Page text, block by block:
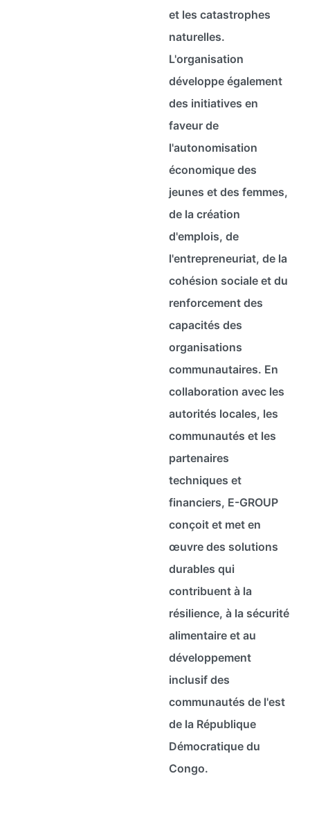
et les catastrophes
naturelles.
L'organisation
développe également
des initiatives en
faveur de
l'autonomisation
économique des
jeunes et des femmes,
de la création
d'emplois, de
l'entrepreneuriat, de la
cohésion sociale et du
renforcement des
capacités des
organisations
communautaires. En
collaboration avec les
autorités locales, les
communautés et les
partenaires
techniques et
financiers, E-GROUP
conçoit et met en
œuvre des solutions
durables qui
contribuent à la
résilience, à la sécurité
alimentaire et au
développement
inclusif des
communautés de l'est
de la République
Démocratique du
Congo.